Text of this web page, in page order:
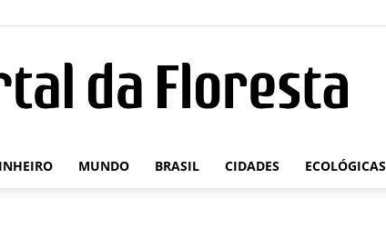
Portal
MUNDO BRASIL CIDADES ECOLÓGICAS